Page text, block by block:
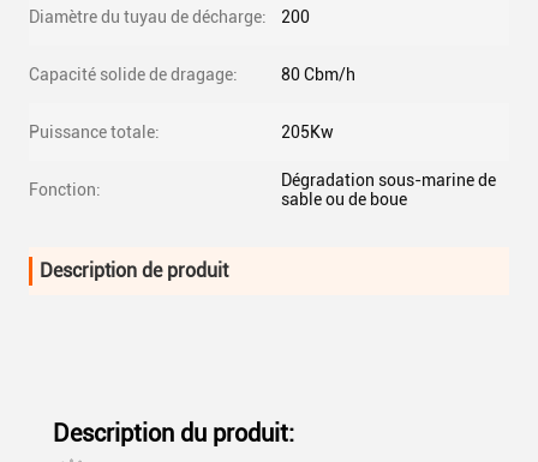
Diamètre du tuyau de décharge: 200
Capacité solide de dragage: 80 Cbm/h
Puissance totale: 205Kw
Fonction:
Dégradation sous-marine de
sable ou de boue
Description de produit
Description du produit: